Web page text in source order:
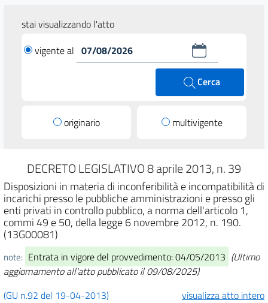
stai visualizzando l'atto
vigente al
Cerca
originario multivigente
DECRETO LEGISLATIVO 8 aprile 2013, n. 39
Disposizioni in materia di inconferibilità e incompatibilità di
incarichi presso le pubbliche amministrazioni e presso gli
enti privati in controllo pubblico, a norma dell'articolo 1,
commi 49 e 50, della legge 6 novembre 2012, n. 190.
(13G00081)
note: Entrata in vigore del provvedimento: 04/05/2013 (Ultimo
aggiornamento all'atto pubblicato il 09/08/2025)
(GU n.92 del 19-04-2013)
visualizza atto intero